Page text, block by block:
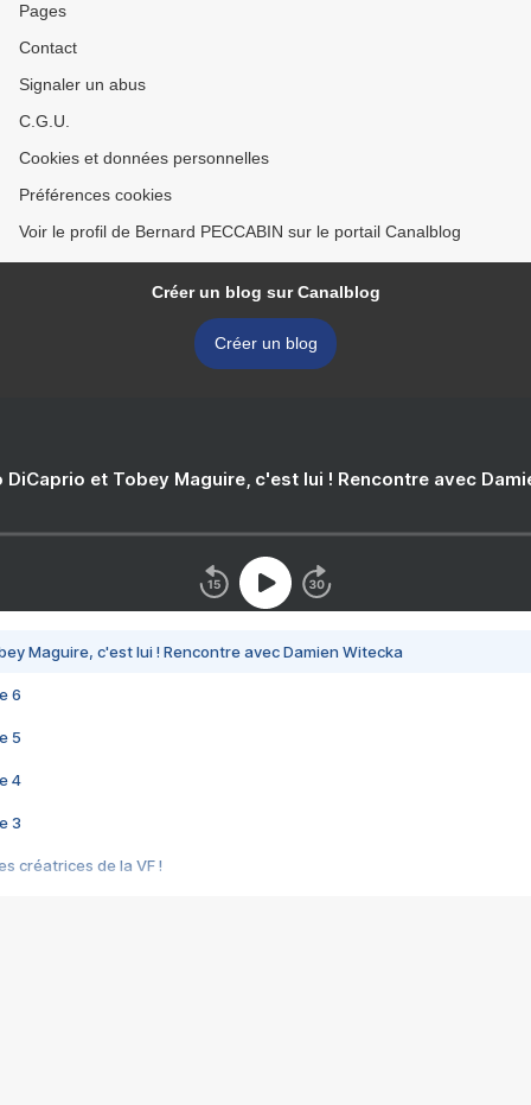
Pages
Contact
Signaler un abus
C.G.U.
Cookies et données personnelles
Préférences cookies
Voir le profil de Bernard PECCABIN sur le portail Canalblog
Créer un blog sur Canalblog
Créer un blog
DiCaprio et Tobey Maguire, c'est lui ! Rencontre avec
Maguire, c'est lui ! Rencontre avec Damien Witecka
6
5
4
3
créatrices de la VF !